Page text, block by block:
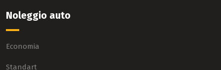
Noleggio auto
Economia
Standart